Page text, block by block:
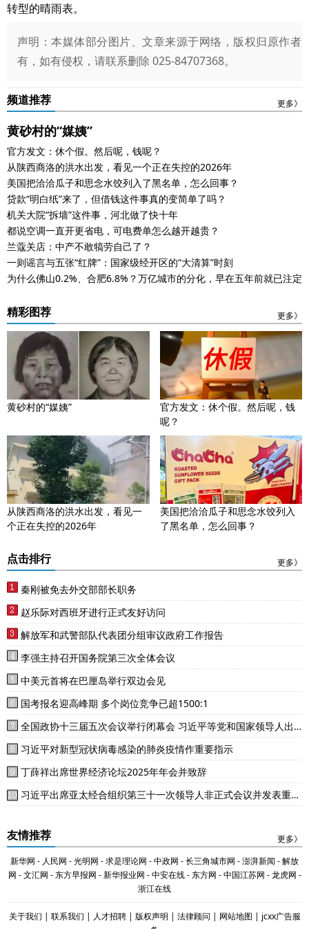
转型的晴雨表。
声明：本媒体部分图片、文章来源于网络，版权归原作者
有，如有侵权，请联系删除 025-84707368。
频道推荐 更多》
黄砂村的“媒姨”
官方发文：休个假。然后呢，钱呢？
从陕西商洛的洪水出发，看见一个正在失控的2026年
美国把洽洽瓜子和思念水饺列入了黑名单，怎么回事？
贷款“明白纸”来了，但借钱这件事真的变简单了吗？
机关大院“拆墙”这件事，河北做了快十年
都说空调一直开更省电，可电费单怎么越开越贵？
兰蔻关店：中产不敢犒劳自己了？
一则谣言与五张“红牌”：国家级经开区的“大清算”时刻
为什么佛山0.2%、合肥6.8%？万亿城市的分化，早在五年前就已注定
精彩图荐 更多》
黄砂村的“媒姨”
官方发文：休个假。然后呢，钱
呢？
从陕西商洛的洪水出发，看见一
个正在失控的2026年
美国把洽洽瓜子和思念水饺列入
了黑名单，怎么回事？
点击排行 更多》
秦刚被免去外交部部长职务
赵乐际对西班牙进行正式友好访问
解放军和武警部队代表团分组审议政府工作报告
李强主持召开国务院第三次全体会议
中美元首将在巴厘岛举行双边会见
国考报名迎高峰期 多个岗位竞争已超1500:1
全国政协十三届五次会议举行闭幕会 习近平等党和国家领导人出
席
习近平对新型冠状病毒感染的肺炎疫情作重要指示
丁薛祥出席世界经济论坛2025年年会并致辞
习近平出席亚太经合组织第三十一次领导人非正式会议并发表重要
友情推荐 更多》
新华网 - 人民网 -光明网 -求是理论网 -中政网 -长三角城市网 -澎湃新闻 -解放
网 -文汇网 -东方早报网 -新华报业网 -中安在线-东方网 -中国江苏网 -龙虎网 -
浙江在线
关于我们 | 联系我们 | 人才招聘| 版权声明 | 法律顾问 | 网站地图 | jcxx广告服